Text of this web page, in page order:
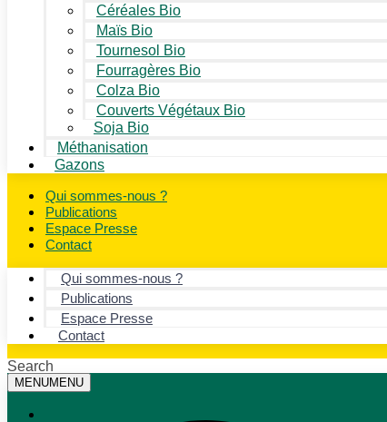
Céréales Bio
Maïs Bio
Tournesol Bio
Fourragères Bio
Colza Bio
Couverts Végétaux Bio
Soja Bio
Méthanisation
Gazons
Qui sommes-nous ?
Publications
Espace Presse
Contact
Qui sommes-nous ?
Publications
Espace Presse
Contact
Search
MENUMENU